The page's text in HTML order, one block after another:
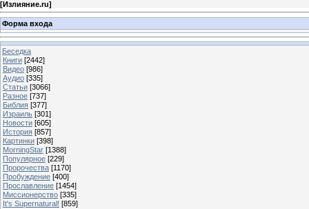
[Излияние.ru]
Форма входа
Беседка
Книги [2442]
Видео [986]
Аудио [335]
Статьи [3066]
Разное [737]
Библия [377]
Израиль [301]
Новости [605]
История [857]
Картинки [398]
MorningStar [1388]
Популярное [229]
Пророчества [1170]
Пробуждение [400]
Прославление [1454]
Миссионерство [335]
It's Supernatural! [859]